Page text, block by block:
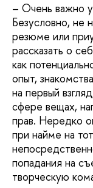
– Очень важно
Безусловно, не
резюме или
рассказать о
как
опыт,
на первый
сфере вещах,
прав. Нередко
при найме на
попадания на
творческую